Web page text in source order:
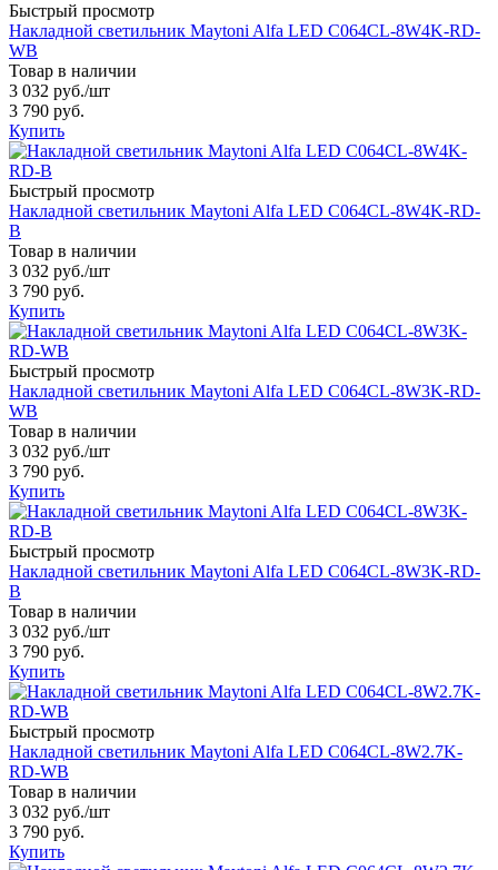
Быстрый просмотр
Накладной светильник Maytoni Alfa LED C064CL-8W4K-RD-
WB
Товар в наличии
3 032 руб./шт
3 790 руб.
Купить
Быстрый просмотр
Накладной светильник Maytoni Alfa LED C064CL-8W4K-RD-
B
Товар в наличии
3 032 руб./шт
3 790 руб.
Купить
Быстрый просмотр
Накладной светильник Maytoni Alfa LED C064CL-8W3K-RD-
WB
Товар в наличии
3 032 руб./шт
3 790 руб.
Купить
Быстрый просмотр
Накладной светильник Maytoni Alfa LED C064CL-8W3K-RD-
B
Товар в наличии
3 032 руб./шт
3 790 руб.
Купить
Быстрый просмотр
Накладной светильник Maytoni Alfa LED C064CL-8W2.7K-
RD-WB
Товар в наличии
3 032 руб./шт
3 790 руб.
Купить